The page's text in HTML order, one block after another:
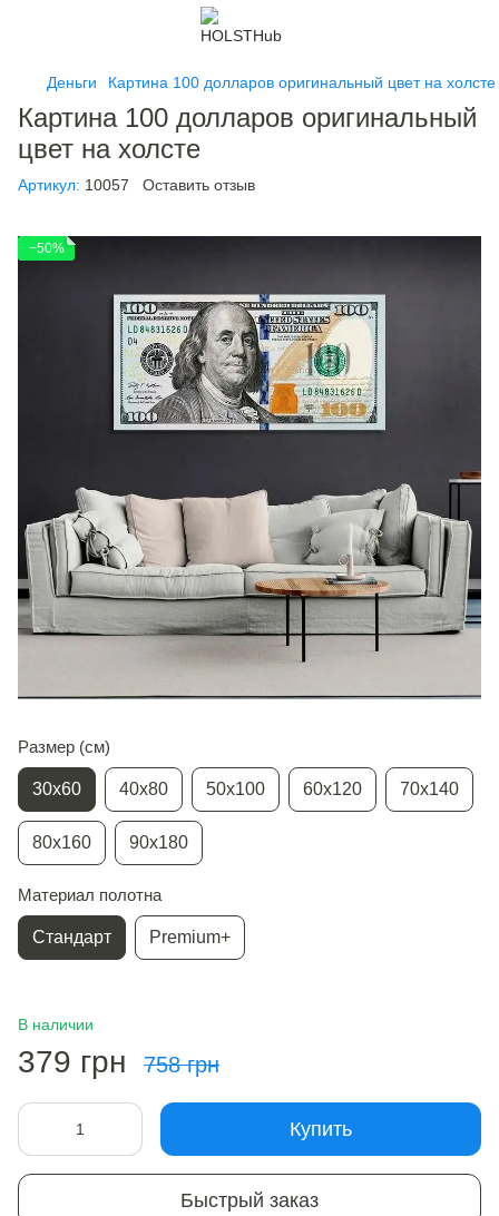
Деньги Картина 100 долларов оригинальный цвет на холсте
Картина 100 долларов оригинальный
цвет на холсте
Артикул: 10057 Оставить отзыв
−50%
Размер (см)
30х60 40х80 50х100 60х120 70х140
80х160 90х180
Материал полотна
Стандарт Premium+
В наличии
379 грн 758 грн
Купить
Быстрый заказ